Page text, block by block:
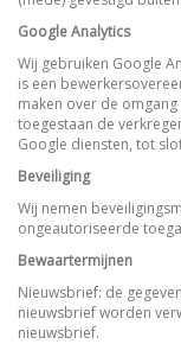
Google Analytics
Wij gebruiken Google
is een
maken over de
toegestaan de
Google diensten, tot
Beveiliging
Wij nemen
ongeautoriseerde
Bewaartermijnen
Nieuwsbrief: de
nieuwsbrief worden
nieuwsbrief.